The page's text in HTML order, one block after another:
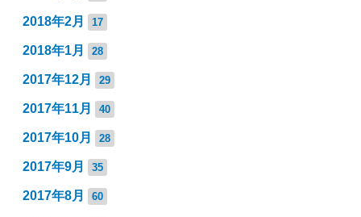
2018年2月 17
2018年1月 28
2017年12月 29
2017年11月 40
2017年10月 28
2017年9月 35
2017年8月 60